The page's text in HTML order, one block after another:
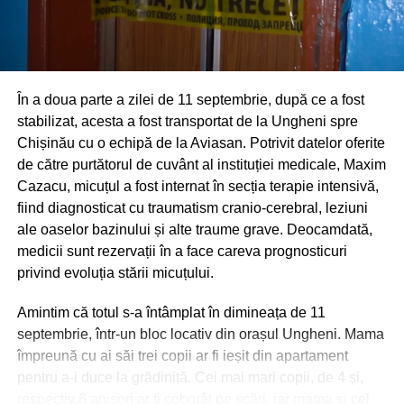
În a doua parte a zilei de 11 septembrie, după ce a fost
stabilizat, acesta a fost transportat de la Ungheni spre
Chișinău cu o echipă de la Aviasan. Potrivit datelor oferite
de către purtătorul de cuvânt al instituției medicale, Maxim
Cazacu, micuțul a fost internat în secția terapie intensivă,
fiind diagnosticat cu traumatism cranio-cerebral, leziuni
ale oaselor bazinului și alte traume grave. Deocamdată,
medicii sunt rezervații în a face careva prognosticuri
privind evoluția stării micuțului.
Amintim că totul s-a întâmplat în dimineața de 11
septembrie, într-un bloc locativ din orașul Ungheni. Mama
împreună cu ai săi trei copii ar fi ieșit din apartament
pentru a-i duce la grădiniță. Cei mai mari copii, de 4 și,